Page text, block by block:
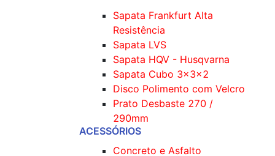
Sapata Frankfurt Alta
Resistência
Sapata LVS
Sapata HQV - Husqvarna
Sapata Cubo 3x3x2
Disco Polimento com Velcro
Prato Desbaste 270 /
290mm
ACESSÓRIOS
Concreto e Asfalto